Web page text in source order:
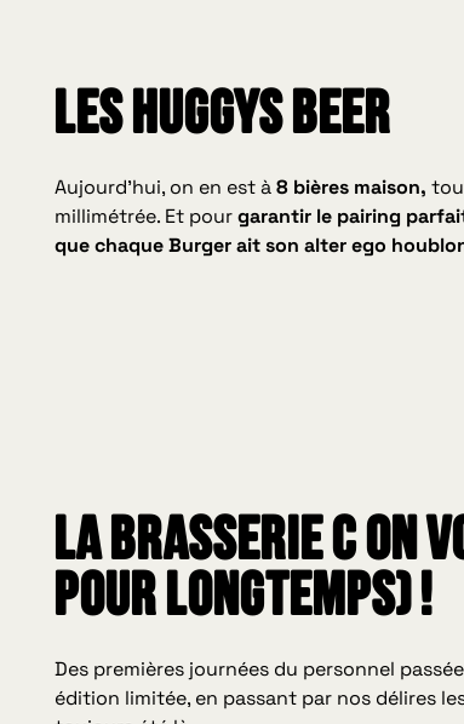
Les HUGGYS BEER
Aujourd’hui, on en est à8 bières maison,
millimétrée. Et pourgarantir le pairing
que chaque Burger ait son alter ego
La Brasserie C on
pour longtemps) !
Des premières journées du personnel
édition limitée, en passant par nos délires